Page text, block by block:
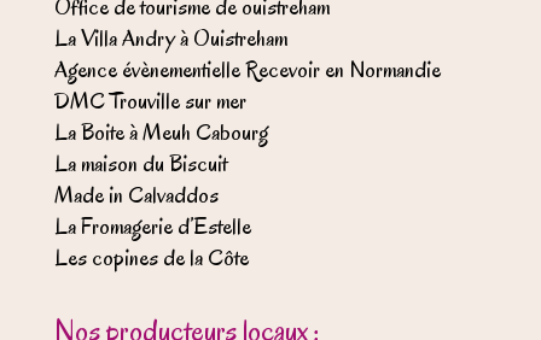
Office de tourisme de ouistreham
La Villa Andry à Ouistreham
Agence évènementielle Recevoir en Normandie
DMC Trouville sur mer
La Boite à Meuh Cabourg
La maison du Biscuit
Made in Calvaddos
La Fromagerie d’Estelle
Les copines de la Côte
Nos producteurs locaux :